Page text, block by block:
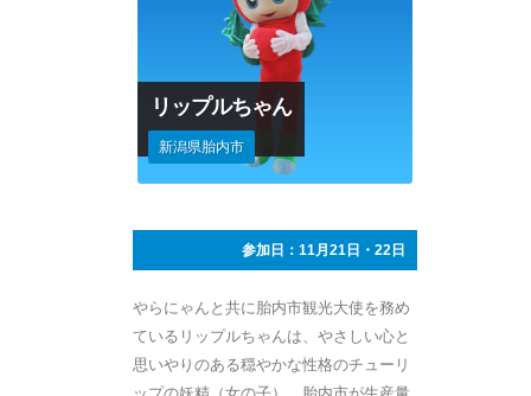
リップルちゃん
新潟県胎内市
参加日：11月21日・22日
やらにゃんと共に胎内市観光大使を務め
ているリップルちゃんは、やさしい心と
思いやりのある穏やかな性格のチューリ